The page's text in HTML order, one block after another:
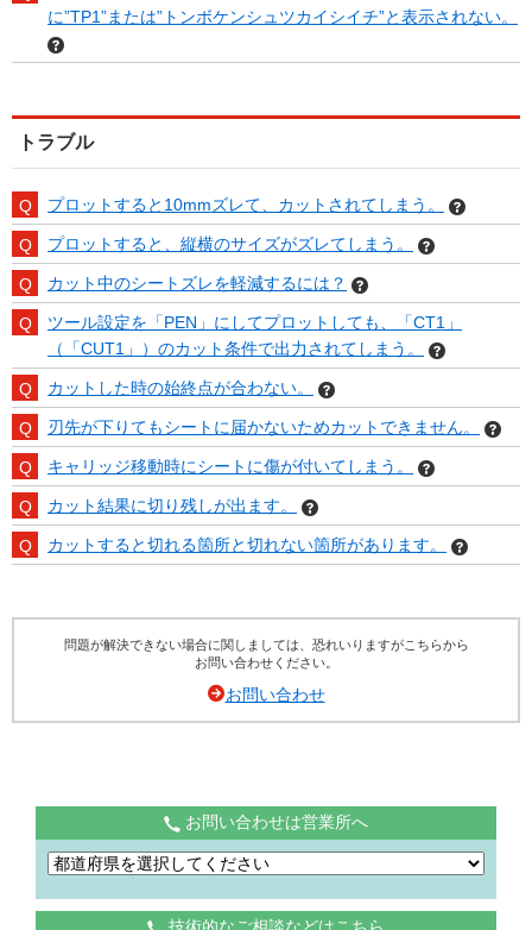
に”TP1”または”トンボケンシュツカイシイチ”と表示されない。
トラブル
プロットすると10mmズレて、カットされてしまう。
プロットすると、縦横のサイズがズレてしまう。
カット中のシートズレを軽減するには？
ツール設定を「PEN」にしてプロットしても、「CT1」
（「CUT1」）のカット条件で出力されてしまう。
カットした時の始終点が合わない。
刃先が下りてもシートに届かないためカットできません。
キャリッジ移動時にシートに傷が付いてしまう。
カット結果に切り残しが出ます。
カットすると切れる箇所と切れない箇所があります。
問題が解決できない場合に関しましては、恐れいりますがこちらから
お問い合わせください。
お問い合わせ
お問い合わせは営業所へ